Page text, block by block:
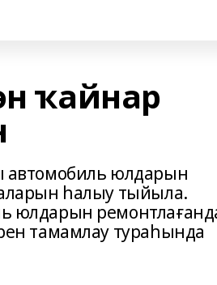
ҡайнар
автомобиль юлдарын
һалыу тыйыла.
юлдарын
тамамлау тураһында